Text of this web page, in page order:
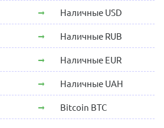
Наличные USD
Наличные RUB
Наличные EUR
Наличные UAH
Bitcoin BTC